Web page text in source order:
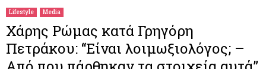
Lifestyle Media
Χάρης Ρώμας κατά Γρηγόρη
Πετράκου: “Είναι λοιμωξιολόγος; –